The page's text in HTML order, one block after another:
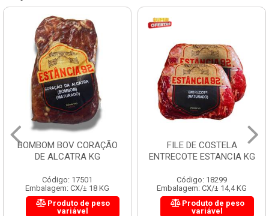
BOMBOM BOV CORAÇÃO
DE ALCATRA KG
Código: 17501
Embalagem: CX/± 18 KG
Produto de peso
variável
FILE DE COSTELA
ENTRECOTE ESTANCIA KG
Código: 18299
Embalagem: CX/± 14,4 KG
Produto de peso
variável